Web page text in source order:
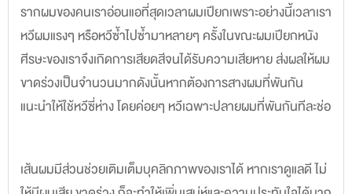
รากผมของคนเราอ่อนแอที่สุดเวลาผมเปียกเพราะอย่างนี้เวลาเรา
หวีผมแรงๆ หรือหวีซ้ำไปซ้ำมาหลายๆ ครั้งในขณะผมเปียกหนัง
ศีรษะของเราจึงเกิดการเสียดสีจนได้รับความเสียหาย ส่งผลให้ผม
ขาดร่วงเป็นจำนวนมากดังนั้นหากต้องการสางผมที่พันกัน
แนะนำให้ใช้หวีซี่ห่าง โดยค่อยๆ หวีเฉพาะปลายผมที่พันกันทีละช่อ
เส้นผมมีส่วนช่วยเติมเต็มบุคลิกภาพของเราได้ หากเราดูแลดี ไม่